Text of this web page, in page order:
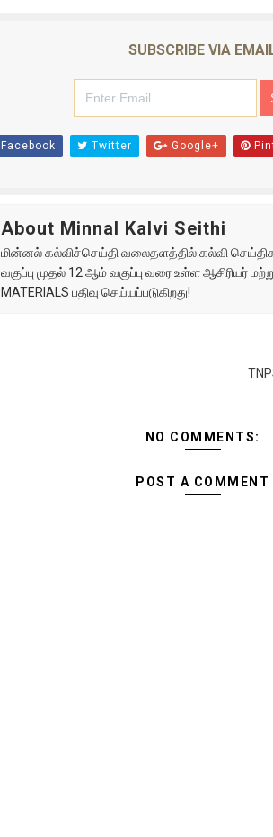
SUBSCRIBE VIA
Facebook Twitter Google+
About Minnal Kalvi Seithi
மின்னல் கல்விச்செய்தி வலைதளத்தில் கல்வி
வகுப்பு முதல் 12 ஆம் வகுப்பு வரை உள்ள ஆசிரியர்
MATERIALS பதிவு செய்யப்படுகிறது!
NO COMMENTS:
POST A COMMENT